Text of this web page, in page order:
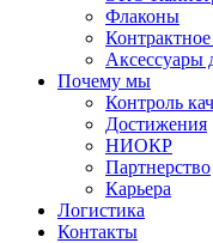
Флаконы
Аксессуары
Почему мы
Контроль
Достижения
НИОКР
Партнерство
Карьера
Логистика
Контакты